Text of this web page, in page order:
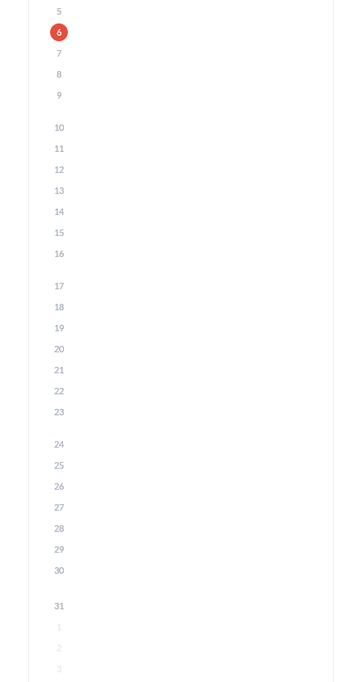
5
6
7
8
9
10
11
12
13
14
15
16
17
18
19
20
21
22
23
24
25
26
27
28
29
30
31
1
2
3